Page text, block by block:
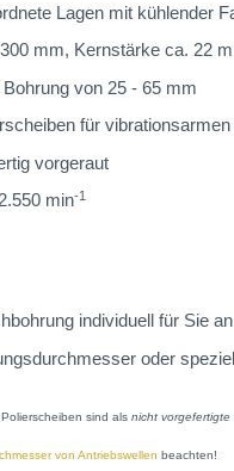
Lagen mit kühlender
mm, Kernstärke ca. 22
von 25 - 65 mm
für
vorgeraut
min-1
individuell für Sie
oder
sind als nicht vorgefertigte
von Antriebswellen beachten!